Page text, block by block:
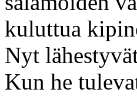
kuluttua
Nyt
Kun he